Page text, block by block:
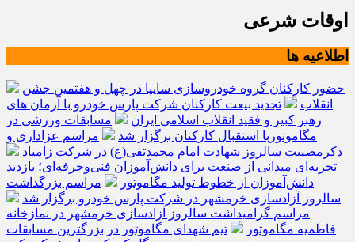
اوقات شرعی
اطلاعیه ها
حضور کارکنان گروه خودروسازی سایپا در چهل و هفتمین جشن
انقلاب
تجدید بیعت کارکنان شرکت پارس خودرو با آرمان های
رهبر کبیر و فقید انقلاب اسلامی ایران
مسابقات ورزشی در
مگاموتوربا استقبال کارکنان برگزار شد
مراسم عزاداری و
ذکرمصیبت سالروز شهادت امام محمدتقی(ع) در شرکت زامیاد
تجربه‌ای میدانی از صنعت برای دانش‌آموزان فنی‌وحرفه‌ای؛ بازدید
دانش‌آموزان از خطوط تولید مگاموتور
مراسم بزرگداشت
سالروز آزادسازی خرمشهر در شرکت پارس خودرو برگزار شد
مراسم گرامیداشت سالروز آزادسازی خرمشهر در نمازخانه
فاطمیه مگاموتور
تیم شهدای مگاموتور در بزرگترین مسابقات